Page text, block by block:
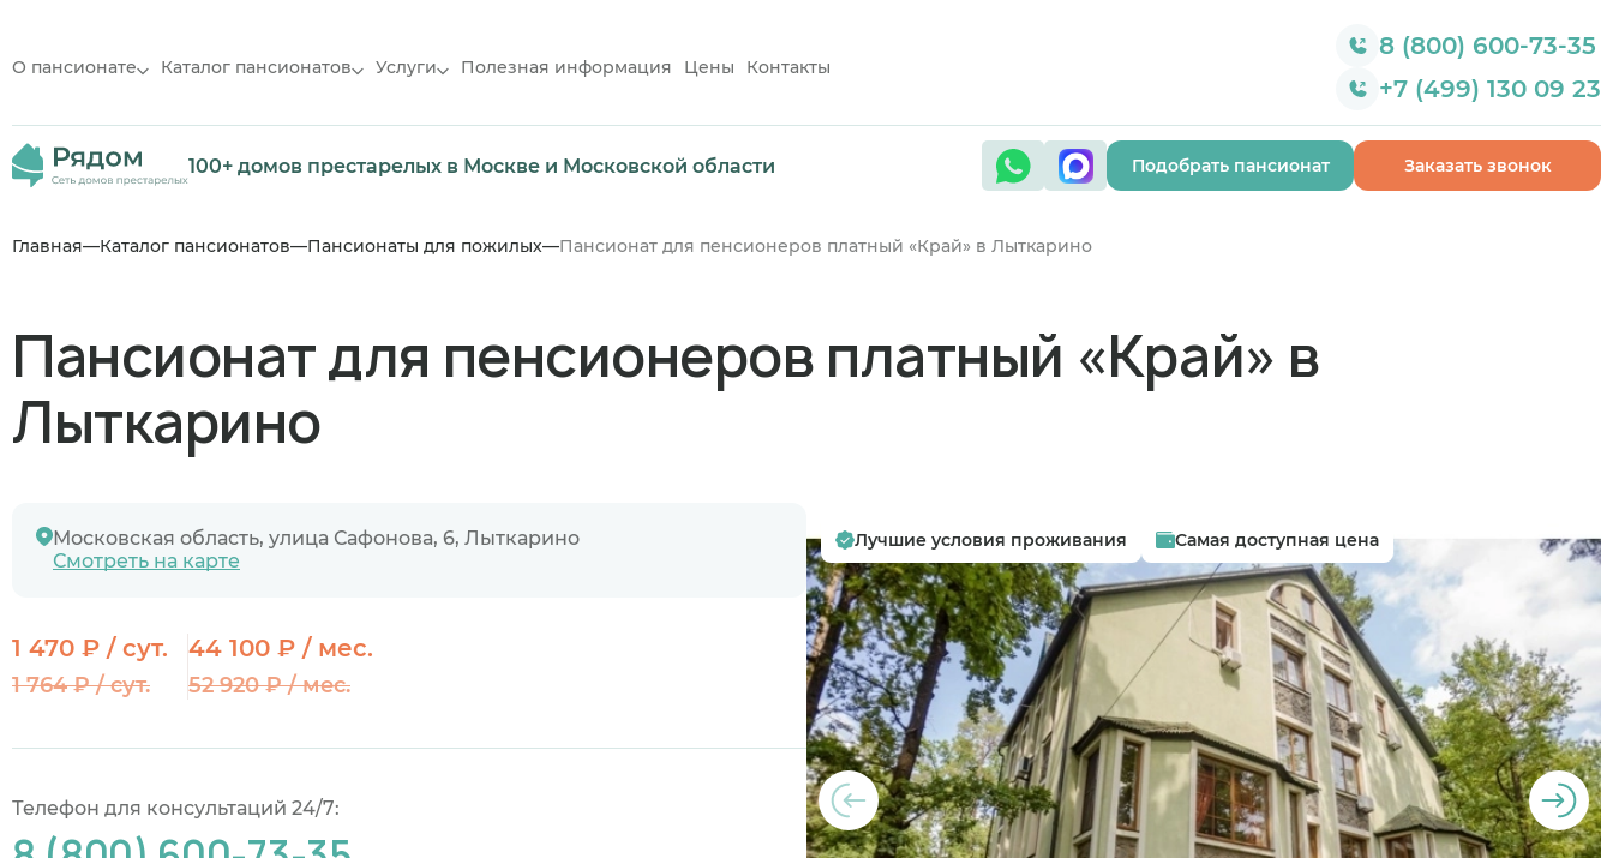
О пансионате Каталог пансионатов Услуги Полезная информация Цены Контакты
8 (800) 600-73-35
+7 (499) 130 09 23
100+ домов престарелых в Москве и Московской области Подобрать пансионат Заказать звонок
Главная Каталог пансионатов Пансионаты для пожилых Пансионат для пенсионеров платный «Край» в Лыткарино
Пансионат для пенсионеров платный «Край» в
Лыткарино
Московская область, улица Сафонова, 6, Лыткарино
Смотреть на карте
1 470 ₽ / сут.
1 764 ₽ / сут.
44 100 ₽ / мес.
52 920 ₽ / мес.
Телефон для консультаций 24/7:
Лучшие условия проживания Самая доступная цена